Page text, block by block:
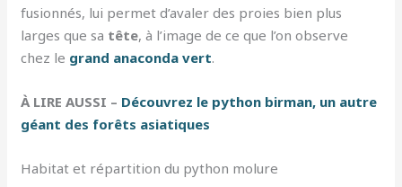
fusionnés, lui permet d’avaler des proies bien plus
larges que sa tête, à l’image de ce que l’on observe
chez le grand anaconda vert.
À LIRE AUSSI – Découvrez le python birman, un autre
géant des forêts asiatiques
Habitat et répartition du python molure